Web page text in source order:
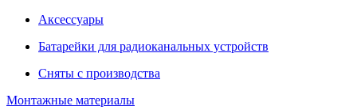
Аксессуары
Батарейки для радиоканальных устройств
Сняты с производства
Монтажные материалы